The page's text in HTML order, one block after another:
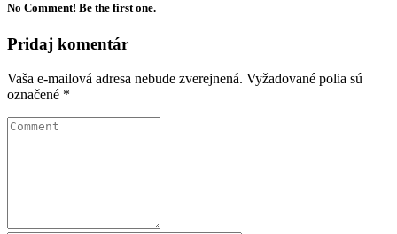
No Comment! Be the first one.
Pridaj komentár
Vaša e-mailová adresa nebude zverejnená. Vyžadované polia sú
označené *